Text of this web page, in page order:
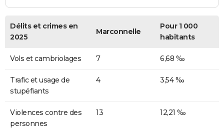
Délits et crimes en
2025
Marconnelle
Pour 1 000
habitants
Vols et cambriolages 7 6,68 ‰
Trafic et usage de
stupéfiants
4 3,54 ‰
Violences contre des
personnes
13 12,21 ‰